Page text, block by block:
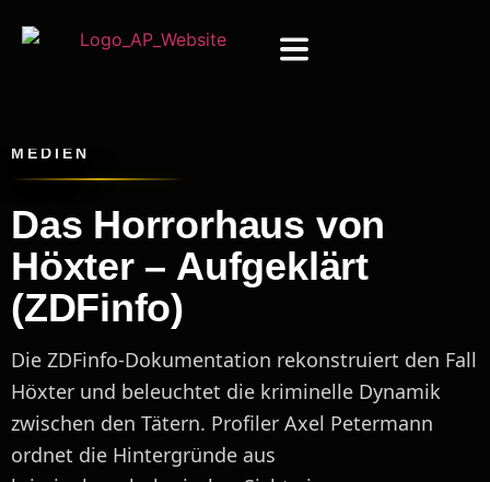
MEDIEN
Das Horrorhaus von
Höxter – Aufgeklärt
(ZDFinfo)
Die ZDFinfo-Dokumentation rekonstruiert den Fall
Höxter und beleuchtet die kriminelle Dynamik
zwischen den Tätern. Profiler Axel Petermann
ordnet die Hintergründe aus